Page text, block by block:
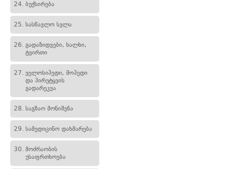
24. ბუქსირება
25. სასწავლო სვლა
26. გადაზიდვები, ხალხი,
ტვირთი
27. ველოსიპედი, მოპედი
და პირუტყვის
გადარეკვა
28. საგზაო მონიშვნა
29. სამედიცინო დახმარება
30. მოძრაობის
უსაფრთხოება